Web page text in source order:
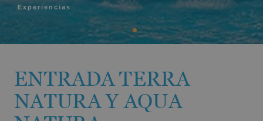
Experiencias
ENTRADA TERRA
NATURA Y AQUA